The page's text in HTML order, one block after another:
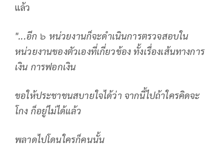
แล้ว
"...อีก ๖ หน่วยงานก็จะดําเนินการตรวจสอบใน
หน่วยงานของตัวเองที่เกี่ยวข้อง ทั้งเรื่องเส้นทางการ
เงิน การฟอกเงิน
ขอให้ประชาชนสบายใจได้ว่า จากนี้ไปถ้าใครคิดจะ
โกง ก็อยู่ไม่ได้แล้ว
พลาดไปโดนใครก็คนนั้น